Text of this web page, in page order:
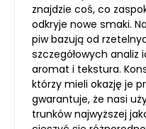
znajdzie coś, co
odkryje nowe smaki.
piw bazują od
szczegółowych
aromat i tekstura.
którzy mieli okazję je
gwarantuje, że nasi
trunków najwyższej